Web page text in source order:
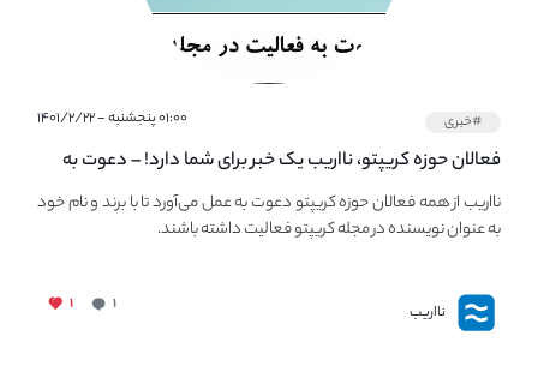
#خبری ۰۱:۰۰ پنجشنبه - ۱۴۰۱/۲/۲۲
فعالان حوزه کریپتو، نااریب یک خبر برای شما دارد! – دعوت به
فعالیت در مجله کریپتو
نااریب از همه فعالان حوزه کریپتو دعوت به عمل می‌آورد تا با برند و نام خود
به عنوان نویسنده در مجله کریپتو فعالیت داشته باشند.
نااریب ۱ ۱